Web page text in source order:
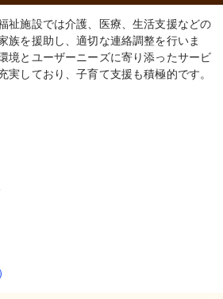
祉施設では介護、医療、生活支援などの
族を援助し、適切な連絡調整を行いま
境とユーザーニーズに寄り添ったサービ
実しており、子育て支援も積極的です。